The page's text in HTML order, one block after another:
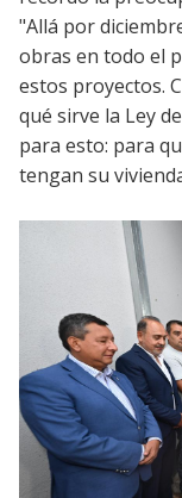
"Allá por
obras en todo el
estos proyectos.
qué sirve la Ley
para esto: para
tengan su